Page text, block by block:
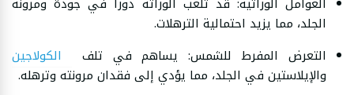
الجلد، مما يزيد احتمالية الترهلات.
التعرض المفرط للشمس: يساهم في تلف
الكولاجين
والإيلاستين في الجلد، مما يؤدي إلى فقدان مرونته وترهله.